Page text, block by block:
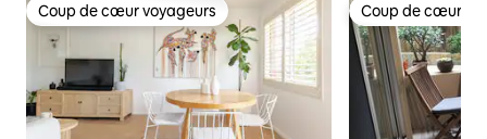
Coup de cœur voyageurs
Coup de cœur voyageurs Coup de cœur
Coup de cœur